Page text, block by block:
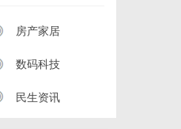
房产家居
数码科技
民生资讯